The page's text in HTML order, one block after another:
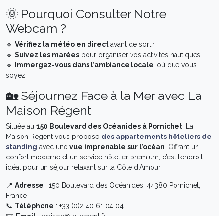
🌞 Pourquoi Consulter Notre
Webcam ?
🔹 Vérifiez la météo en direct avant de sortir
🔹 Suivez les marées pour organiser vos activités nautiques
🔹
Immergez-vous dans l’ambiance locale , où que vous
soyez
🏡 Séjournez Face à la Mer avec La
Maison Régent
Située au 150 Boulevard des Océanides à Pornichet , La
Maison Régent vous propose des appartements hôteliers de
standing avec une vue imprenable sur l’océan . Offrant un
confort moderne et un service hôtelier premium, c’est l’endroit
idéal pour un séjour relaxant sur la Côte d’Amour.
📍 Adresse : 150 Boulevard des Océanides, 44380 Pornichet,
France
📞 Téléphone : +33 (0)2 40 61 04 04